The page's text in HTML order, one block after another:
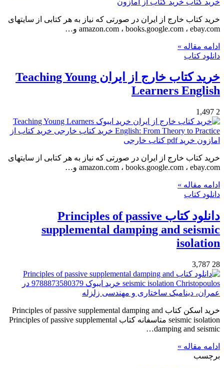
خرید کتاب خارج از ایران در صورتی که نیاز به هر کتابی از سایتهای
amazon.com ، books.google.com ، ebay.com و…
ادامه مقاله »
دانلود کتاب
خرید کتاب خارج از ایران Teaching Young
Learners English
2
خرید کتاب خارج از ایران در صورتی که نیاز به هر کتابی از سایتهای
amazon.com ، books.google.com ، ebay.com و…
ادامه مقاله »
دانلود کتاب
دانلود کتاب Principles of passive
supplemental damping and seismic
isolation
28
خرید اسکن کتاب Principles of passive supplemental damping and
seismic isolation متاسفانه کتاب Principles of passive supplemental
damping and seismic…
ادامه مقاله »
برچسب